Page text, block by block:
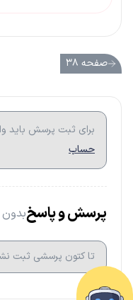
صفحه ۳۸
برای ثبت پرسش باید
حساب
پرسش و پاسخ
تا کتون پرسشی ثبت